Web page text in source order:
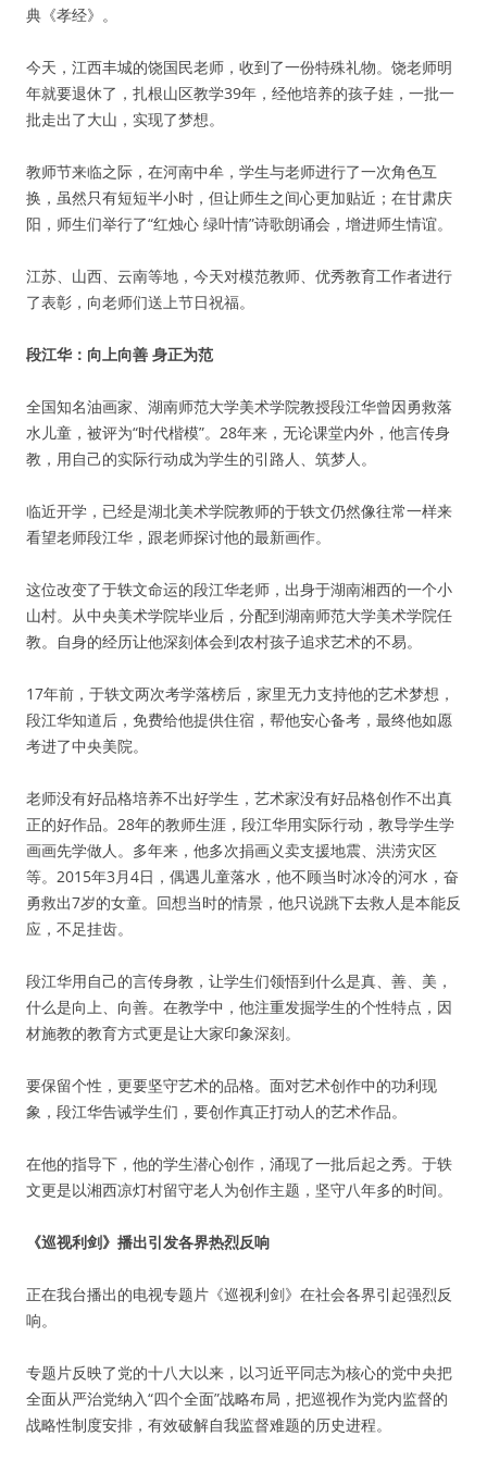
典《孝经》。
今天，江西丰城的饶国民老师，收到了一份特殊礼物。饶老师明
年就要退休了，扎根山区教学39年，经他培养的孩子娃，一批一
批走出了大山，实现了梦想。
教师节来临之际，在河南中牟，学生与老师进行了一次角色互
换，虽然只有短短半小时，但让师生之间心更加贴近；在甘肃庆
阳，师生们举行了“红烛心 绿叶情”诗歌朗诵会，增进师生情谊。
江苏、山西、云南等地，今天对模范教师、优秀教育工作者进行
了表彰，向老师们送上节日祝福。
段江华：向上向善 身正为范
全国知名油画家、湖南师范大学美术学院教授段江华曾因勇救落
水儿童，被评为“时代楷模”。28年来，无论课堂内外，他言传身
教，用自己的实际行动成为学生的引路人、筑梦人。
临近开学，已经是湖北美术学院教师的于轶文仍然像往常一样来
看望老师段江华，跟老师探讨他的最新画作。
这位改变了于轶文命运的段江华老师，出身于湖南湘西的一个小
山村。从中央美术学院毕业后，分配到湖南师范大学美术学院任
教。自身的经历让他深刻体会到农村孩子追求艺术的不易。
17年前，于轶文两次考学落榜后，家里无力支持他的艺术梦想，
段江华知道后，免费给他提供住宿，帮他安心备考，最终他如愿
考进了中央美院。
老师没有好品格培养不出好学生，艺术家没有好品格创作不出真
正的好作品。28年的教师生涯，段江华用实际行动，教导学生学
画画先学做人。多年来，他多次捐画义卖支援地震、洪涝灾区
等。2015年3月4日，偶遇儿童落水，他不顾当时冰冷的河水，奋
勇救出7岁的女童。回想当时的情景，他只说跳下去救人是本能反
应，不足挂齿。
段江华用自己的言传身教，让学生们领悟到什么是真、善、美，
什么是向上、向善。在教学中，他注重发掘学生的个性特点，因
材施教的教育方式更是让大家印象深刻。
要保留个性，更要坚守艺术的品格。面对艺术创作中的功利现
象，段江华告诫学生们，要创作真正打动人的艺术作品。
在他的指导下，他的学生潜心创作，涌现了一批后起之秀。于轶
文更是以湘西凉灯村留守老人为创作主题，坚守八年多的时间。
《巡视利剑》播出引发各界热烈反响
正在我台播出的电视专题片《巡视利剑》在社会各界引起强烈反
响。
专题片反映了党的十八大以来，以习近平同志为核心的党中央把
全面从严治党纳入“四个全面”战略布局，把巡视作为党内监督的
战略性制度安排，有效破解自我监督难题的历史进程。